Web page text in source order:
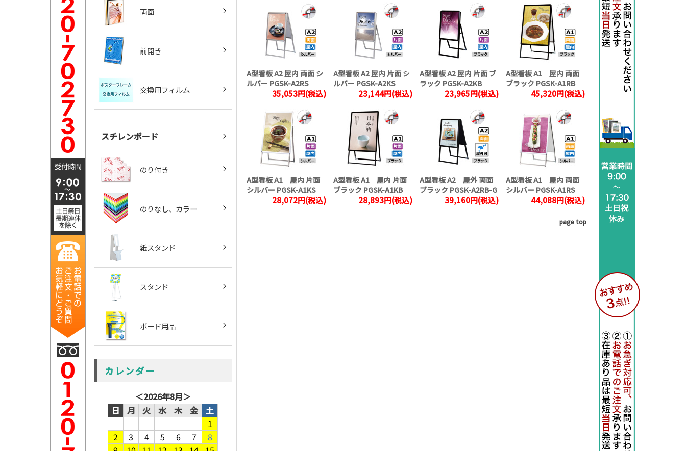
両面
前開き
交換用フィルム
スチレンボード
のり付き
のりなし、カラー
紙スタンド
スタンド
ボード用品
カレンダー
＜2026年8月＞
日
月 火 水 木 金
土
1
2
3 4 5 6 7
8
A型看板 A2 屋内 両面 シ
ルバー PGSK-A2RS
35,053円(税込)
A型看板 A2 屋内 片面 シ
ルバー PGSK-A2KS
23,144円(税込)
A型看板 A2 屋内 片面 ブ
ラック PGSK-A2KB
23,965円(税込)
A型看板 A1 屋内 両面
ブラック PGSK-A1RB
45,320円(税込)
A型看板 A1 屋内 片面
シルバー PGSK-A1KS
28,072円(税込)
A型看板 A1 屋内 片面
ブラック PGSK-A1KB
28,893円(税込)
A型看板 A2 屋外 両面
ブラック PGSK-A2RB-G
39,160円(税込)
A型看板 A1 屋内 両面
シルバー PGSK-A1RS
44,088円(税込)
page top